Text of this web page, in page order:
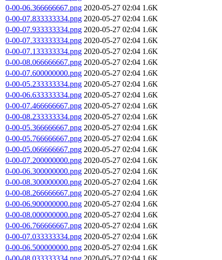
0-00-06.366666667.png 2020-05-27 02:04 1.6K
0-00-07.833333334.png 2020-05-27 02:04 1.6K
0-00-07.933333334.png 2020-05-27 02:04 1.6K
0-00-07.333333334.png 2020-05-27 02:04 1.6K
0-00-07.133333334.png 2020-05-27 02:04 1.6K
0-00-08.066666667.png 2020-05-27 02:04 1.6K
0-00-07.600000000.png 2020-05-27 02:04 1.6K
0-00-05.233333334.png 2020-05-27 02:04 1.6K
0-00-06.633333334.png 2020-05-27 02:04 1.6K
0-00-07.466666667.png 2020-05-27 02:04 1.6K
0-00-08.233333334.png 2020-05-27 02:04 1.6K
0-00-05.366666667.png 2020-05-27 02:04 1.6K
0-00-05.766666667.png 2020-05-27 02:04 1.6K
0-00-05.066666667.png 2020-05-27 02:04 1.6K
0-00-07.200000000.png 2020-05-27 02:04 1.6K
0-00-06.300000000.png 2020-05-27 02:04 1.6K
0-00-08.300000000.png 2020-05-27 02:04 1.6K
0-00-08.266666667.png 2020-05-27 02:04 1.6K
0-00-06.900000000.png 2020-05-27 02:04 1.6K
0-00-08.000000000.png 2020-05-27 02:04 1.6K
0-00-06.766666667.png 2020-05-27 02:04 1.6K
0-00-07.033333334.png 2020-05-27 02:04 1.6K
0-00-06.500000000.png 2020-05-27 02:04 1.6K